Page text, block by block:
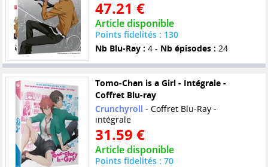
47.21 €
Article disponible
Points fidelités : 130
Nb Blu-Ray : 4 - Nb épisodes : 24
Tomo-Chan is a Girl - Intégrale -
Coffret Blu-ray
Crunchyroll - Coffret Blu-Ray -
intégrale
31.59 €
Article disponible
Points fidelités : 70